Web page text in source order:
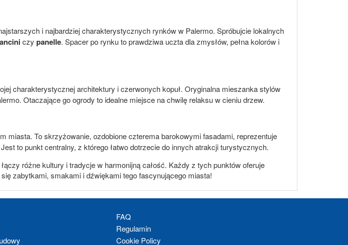
i najbardziej charakterystycznych rynków w Palermo. Spróbujcie lokalnych
czy panelle. Spacer po rynku to prawdziwa uczta dla zmysłów, pełna kolorów i
charakterystycznej architektury i czerwonych kopuł. Oryginalna mieszanka stylów
Otaczające go ogrody to idealne miejsce na chwilę relaksu w cieniu drzew.
miasta. To skrzyżowanie, ozdobione czterema barokowymi fasadami, reprezentuje
to punkt centralny, z którego łatwo dotrzecie do innych atrakcji turystycznych.
różne kultury i tradycje w harmonijną całość. Każdy z tych punktów oferuje
zabytkami, smakami i dźwiękami tego fascynującego miasta!
FAQ
Regulamin
Cookie Policy